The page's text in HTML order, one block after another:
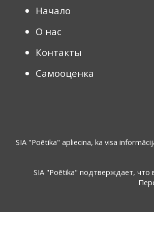
Начало
О нас
Контакты
Самооценка
SIA "Poētika" apliecina, ka visa
SIA "Poētika" подтверждает, что